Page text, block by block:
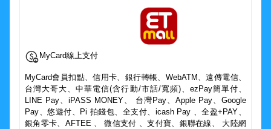
MyCard線上支付
MyCard會員扣點、信用卡、銀行轉帳、WebATM、遠傳電信、
台灣大哥大、中華電信(含行動/市話/寬頻)、ezPay簡單付、
LINE Pay、iPASS MONEY、 台灣Pay、Apple Pay、Google
Pay、悠遊付、Pi 拍錢包、全支付、icash Pay 、全盈+PAY、
銀角零卡、AFTEE 、 微信支付 、支付寶、銀聯在線、 大陸網